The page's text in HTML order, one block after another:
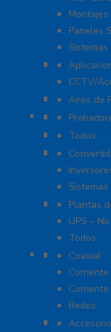
Paneles
Fuentes
CCTV/
Sistemas
Aires de
Iluminación
Todos
UPS /
Plantas
UPS –
Todos
Coaxial
Redes
Tierra